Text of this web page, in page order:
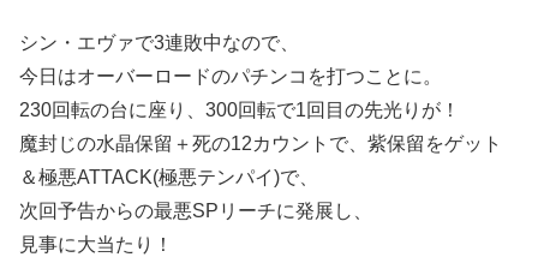
シン・エヴァで3連敗中なので、
今日はオーバーロードのパチンコを打つことに。
230回転の台に座り、300回転で1回目の先光りが！
魔封じの水晶保留＋死の12カウントで、紫保留をゲット
＆極悪ATTACK(極悪テンパイ)で、
次回予告からの最悪SPリーチに発展し、
見事に大当たり！